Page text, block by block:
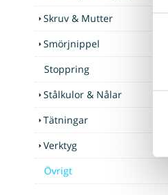
Skruv & Mutter
Smörjnippel
Stoppring
Stålkulor & Nålar
Tätningar
Verktyg
Övrigt